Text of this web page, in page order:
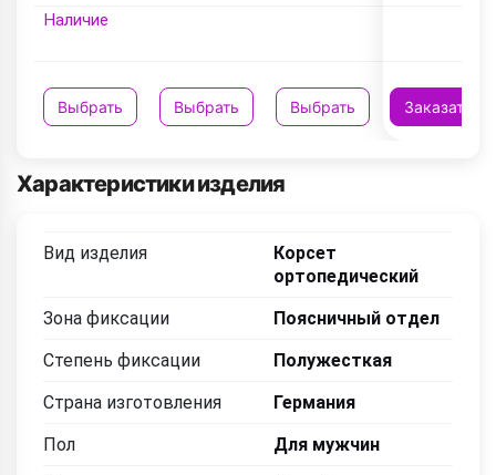
Наличие
Выбрать Выбрать Выбрать Заказать
Характеристики изделия
Вид изделия
Корсет
ортопедический
Зона фиксации
Поясничный отдел
Степень фиксации
Полужесткая
Страна изготовления
Германия
Пол
Для мужчин